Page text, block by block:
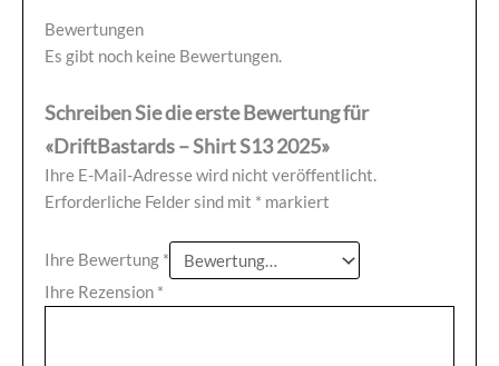
Bewertungen
Es gibt noch keine Bewertungen.
Schreiben Sie die erste Bewertung für
«DriftBastards – Shirt S13 2025»
Ihre E-Mail-Adresse wird nicht veröffentlicht.
Erforderliche Felder sind mit * markiert
Ihre Bewertung *
Ihre Rezension *